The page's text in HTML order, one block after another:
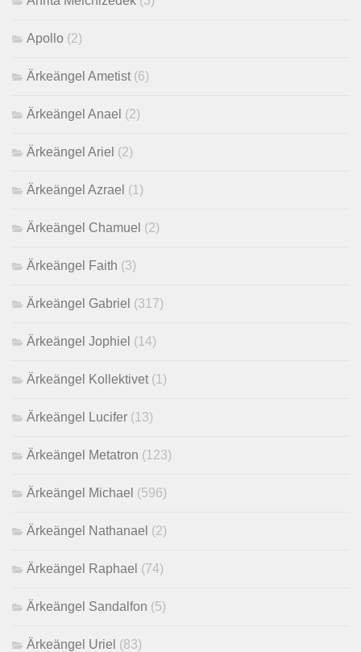
Apollo (2)
Ärkeängel Ametist (6)
Ärkeängel Anael (2)
Ärkeängel Ariel (2)
Ärkeängel Azrael (1)
Ärkeängel Chamuel (2)
Ärkeängel Faith (3)
Ärkeängel Gabriel (317)
Ärkeängel Jophiel (14)
Ärkeängel Kollektivet (1)
Ärkeängel Lucifer (13)
Ärkeängel Metatron (123)
Ärkeängel Michael (596)
Ärkeängel Nathanael (2)
Ärkeängel Raphael (74)
Ärkeängel Sandalfon (5)
Ärkeängel Uriel (83)